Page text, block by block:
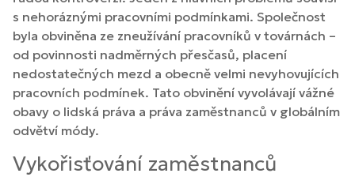
s nehoráznými pracovními podmínkami. Společnost
byla obviněna ze zneužívání pracovníků v továrnách –
od povinnosti nadměrných přesčasů, placení
nedostatečných mezd a obecně velmi nevyhovujících
pracovních podmínek. Tato obvinění vyvolávají vážné
obavy o lidská práva a práva zaměstnanců v globálním
odvětví módy.
Vykořisťování zaměstnanců